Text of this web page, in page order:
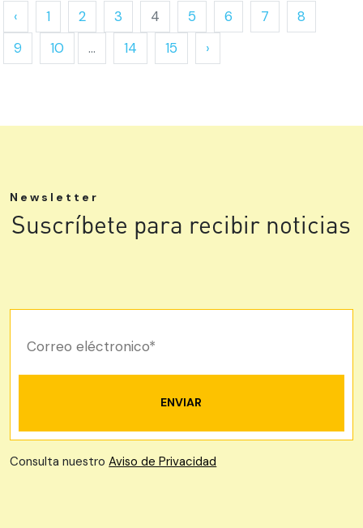
‹ 1 2 3 4 5 6 7
8
9
10 ... 14 15 ›
Newsletter
Suscríbete para recibir noticias
Consulta nuestroAviso de Privacidad